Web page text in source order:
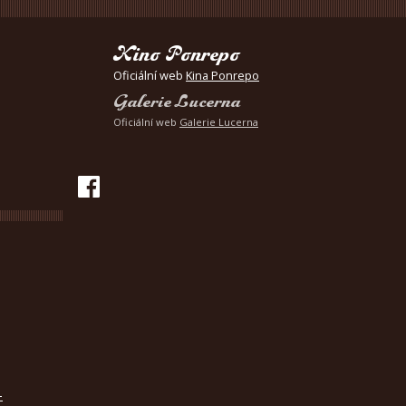
Kino Ponrepo
Oficiální web Kina Ponrepo
Galerie Lucerna
Oficiální web Galerie Lucerna